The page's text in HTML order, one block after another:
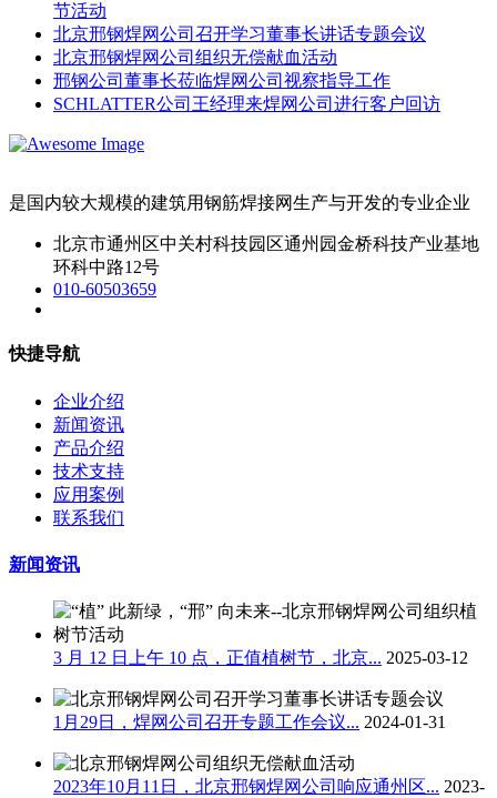
节活动
北京邢钢焊网公司召开学习董事长讲话专题会议
北京邢钢焊网公司组织无偿献血活动
邢钢公司董事长莅临焊网公司视察指导工作
SCHLATTER公司王经理来焊网公司进行客户回访
是国内较大规模的建筑用钢筋焊接网生产与开发的专业企业
北京市通州区中关村科技园区通州园金桥科技产业基地
环科中路12号
010-60503659
快捷导航
企业介绍
新闻资讯
产品介绍
技术支持
应用案例
联系我们
新闻资讯
3 月 12 日上午 10 点，正值植树节，北京... 2025-03-12
1月29日，焊网公司召开专题工作会议... 2024-01-31
2023年10月11日，北京邢钢焊网公司响应通州区... 2023-